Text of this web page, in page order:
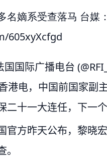
名嫡系受查落马 台媒
605xyXcfgd
国际广播电台
港电，中国前国家副
二十一大连任，下一
官方昨天公布，黎晓